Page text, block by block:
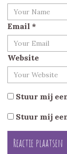
Email *
Website
Stuur mij
Stuur mij